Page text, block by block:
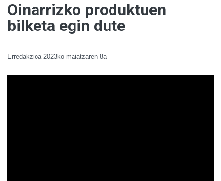
Oinarrizko produktuen
bilketa egin dute
Erredakzioa 2023ko maiatzaren 8a